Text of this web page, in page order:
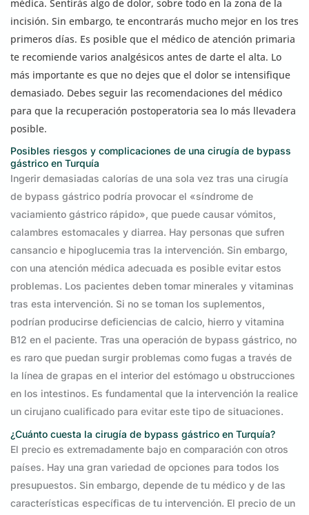
médica. Sentirás algo de dolor, sobre todo en la zona de la
incisión. Sin embargo, te encontrarás mucho mejor en los tres
primeros días. Es posible que el médico de atención primaria
te recomiende varios analgésicos antes de darte el alta. Lo
más importante es que no dejes que el dolor se intensifique
demasiado. Debes seguir las recomendaciones del médico
para que la recuperación postoperatoria sea lo más llevadera
posible.
Posibles riesgos y complicaciones de una cirugía de bypass
gástrico en Turquía
Ingerir demasiadas calorías de una sola vez tras una cirugía
de bypass gástrico podría provocar el «síndrome de
vaciamiento gástrico rápido», que puede causar vómitos,
calambres estomacales y diarrea. Hay personas que sufren
cansancio e hipoglucemia tras la intervención. Sin embargo,
con una atención médica adecuada es posible evitar estos
problemas. Los pacientes deben tomar minerales y vitaminas
tras esta intervención. Si no se toman los suplementos,
podrían producirse deficiencias de calcio, hierro y vitamina
B12 en el paciente. Tras una operación de bypass gástrico, no
es raro que puedan surgir problemas como fugas a través de
la línea de grapas en el interior del estómago u obstrucciones
en los intestinos. Es fundamental que la intervención la realice
un cirujano cualificado para evitar este tipo de situaciones.
¿Cuánto cuesta la cirugía de bypass gástrico en Turquía?
El precio es extremadamente bajo en comparación con otros
países. Hay una gran variedad de opciones para todos los
presupuestos. Sin embargo, depende de tu médico y de las
características específicas de tu intervención. El precio de un